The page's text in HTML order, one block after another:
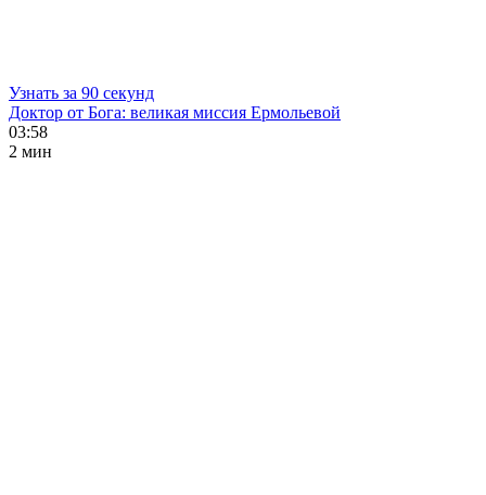
Узнать за 90 секунд
Доктор от Бога: великая миссия Ермольевой
03:58
2 мин